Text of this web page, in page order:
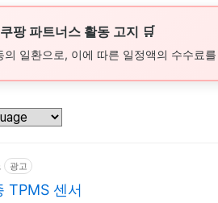
팡 파트너스 활동 고지 🛒
일환으로, 이에 따른 일정액의 수수료
광고
TPMS 센서